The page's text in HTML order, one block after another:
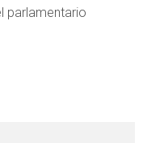
parlamentario